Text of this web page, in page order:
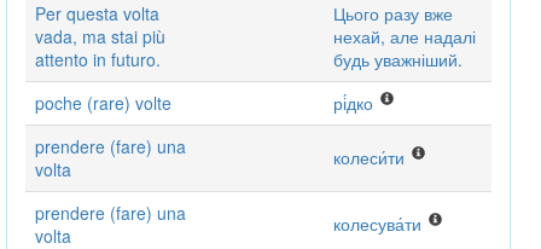
Per questa volta
vada, ma stai più
attento in futuro.
Цього разу вже
нехай, але надалі
будь уважніший.
poche (rare) volte
рі́дко
prendere (fare) una
volta
колеси́ти
prendere (fare) una
volta
колесува́ти